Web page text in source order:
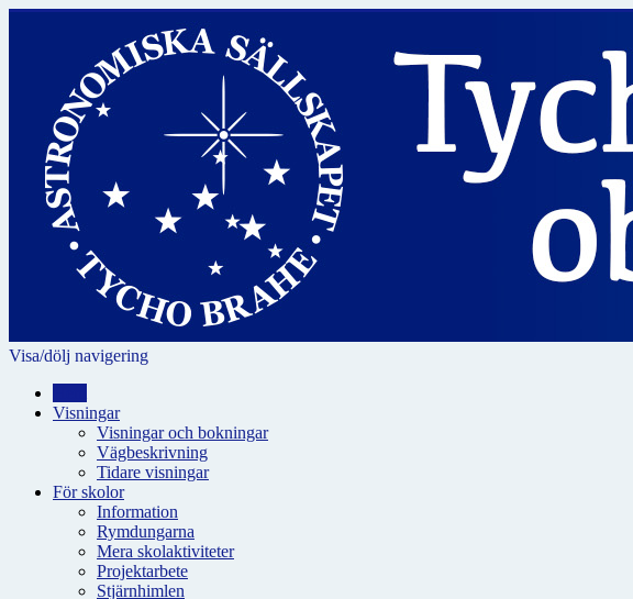
Visa/dölj navigering
Visningar
Visningar och bokningar
Vägbeskrivning
Tidare visningar
För skolor
Information
Rymdungarna
Mera skolaktiviteter
Projektarbete
Stjärnhimlen